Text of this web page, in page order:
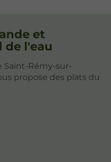
et
de l'eau
Saint-Rémy-sur-
propose des plats du